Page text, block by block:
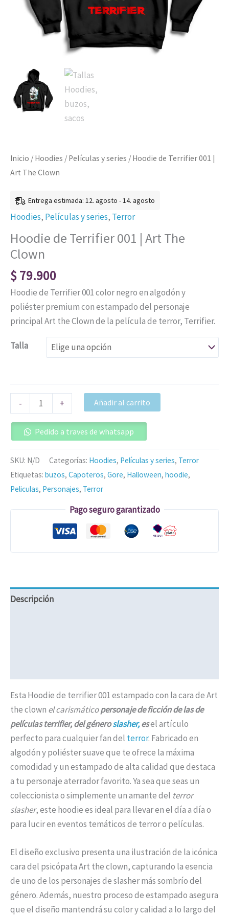
Inicio / Hoodies / Películas y series / Hoodie de Terrifier 001 |
Art The Clown
Entrega estimada: 12. agosto - 14. agosto
Hoodies, Películas y series, Terror
Hoodie de Terrifier 001 | Art The
Clown
$79.900
Hoodie de Terrifier 001 color negro en algodón y
poliéster premium con estampado del personaje
principal Art the Clown de la película de terror, Terrifier.
Talla
- + Añadir al carrito
Pedido a traves de whatsapp
SKU: N/D Categorías: Hoodies, Películas y series, Terror
Etiquetas: buzos, Capoteros, Gore, Halloween, hoodie,
Peliculas, Personajes, Terror
Pago seguro garantizado
Descripción
Esta Hoodie de terrifier 001 estampado con la cara de Art
the clown el carismáticopersonaje de ficción de las de
películas terrifier, del géneroslasher,esel artículo
perfecto para cualquier fan del terror. Fabricado en
algodón y poliéster suave que te ofrece la máxima
comodidad y un estampado de alta calidad que destaca
a tu personaje aterrador favorito. Ya sea que seas un
coleccionista o simplemente un amante del terror
slasher, este hoodie es ideal para llevar en el día a día o
para lucir en eventos temáticos de terror o películas.
El diseño exclusivo presenta una ilustración de la icónica
cara del psicópata Art the clown, capturando la esencia
de uno de los personajes de slasher más sombrío del
género. Además, nuestro proceso de estampado asegura
que el diseño mantendrá su color y calidad a lo largo del